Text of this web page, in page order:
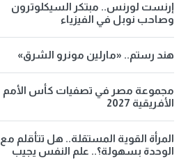
إرنست لورنس.. مبتكر السيكلوترون
وصاحب نوبل في الفيزياء
هند رستم.. «مارلين مونرو الشرق»
مجموعة مصر في تصفيات كأس الأمم
الأفريقية 2027
المرأة القوية المستقلة.. هل تتأقلم مع
الوحدة بسهولة؟.. علم النفس يجيب